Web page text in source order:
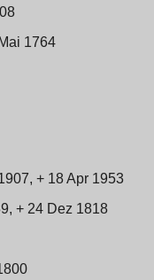
1764
+ 18 Apr 1953
+ 24 Dez 1818